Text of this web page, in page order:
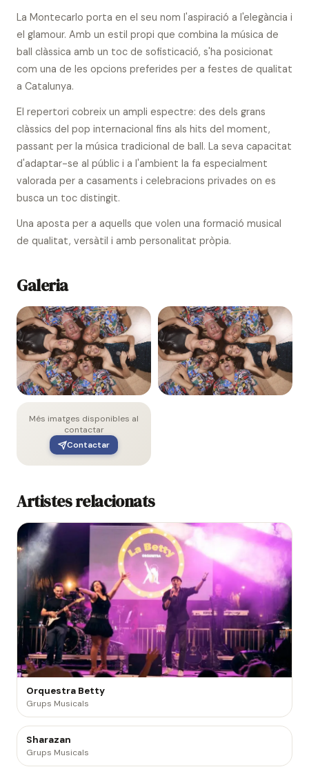
La Montecarlo porta en el seu nom l'aspiració a l'elegància i
el glamour. Amb un estil propi que combina la música de
ball clàssica amb un toc de sofisticació, s'ha posicionat
com una de les opcions preferides per a festes de qualitat
a Catalunya.
El repertori cobreix un ampli espectre: des dels grans
clàssics del pop internacional fins als hits del moment,
passant per la música tradicional de ball. La seva capacitat
d'adaptar-se al públic i a l'ambient la fa especialment
valorada per a casaments i celebracions privades on es
busca un toc distingit.
Una aposta per a aquells que volen una formació musical
de qualitat, versàtil i amb personalitat pròpia.
Galeria
Més imatges disponibles al
contactar
Contactar
Artistes relacionats
Orquestra Betty
Grups Musicals
Sharazan
Grups Musicals